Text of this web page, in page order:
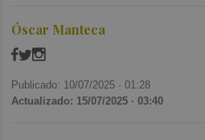
Óscar Manteca
Publicado: 10/07/2025 ·01:28
Actualizado: 15/07/2025 · 03:40